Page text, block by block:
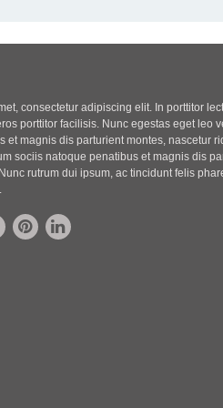
consectetur adipiscing elit. In porttitor
porttitor facilisis. Nunc egestas eget leo
et magnis dis parturient montes, nascetur
sociis natoque penatibus et magnis dis
rutrum dui ipsum, ac tincidunt felis